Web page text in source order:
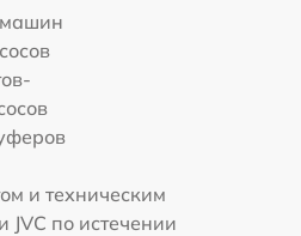
и техническим
JVC по истечении